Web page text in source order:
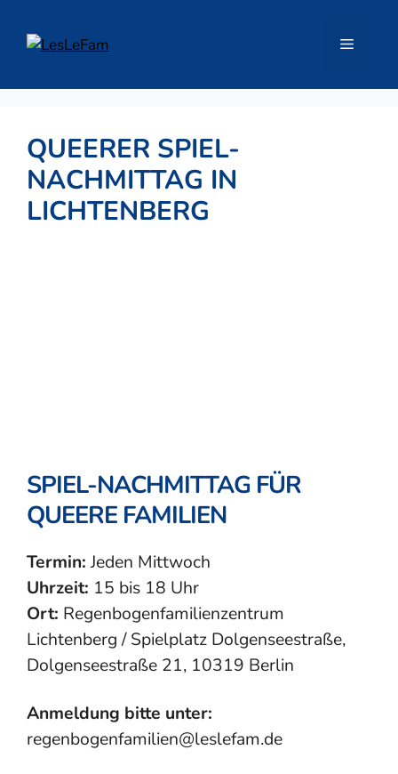
Inhalt
springen
Menü
QUEERER SPIEL-
NACHMITTAG IN
LICHTENBERG
SPIEL-NACHMITTAG FÜR
QUEERE FAMILIEN
Termin:Jeden Mittwoch
Uhrzeit: 15 bis 18 Uhr
Ort: Regenbogenfamilienzentrum
Lichtenberg / Spielplatz Dolgenseestraße,
Dolgenseestraße 21, 10319 Berlin
Anmeldung bitte unter:
regenbogenfamilien@leslefam.de